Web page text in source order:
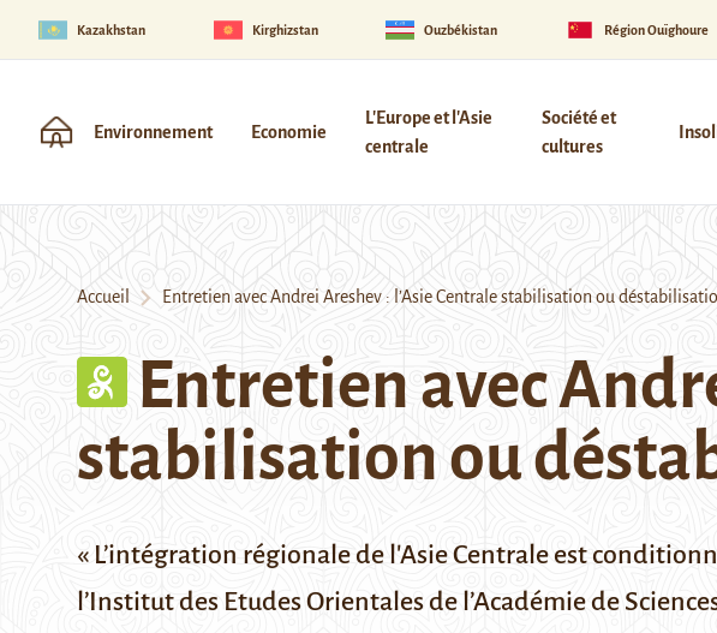
Kazakhstan Kirghizstan Ouzbékistan Région Ouïghoure
Environnement Economie
L'Europe et l'Asie
centrale
Société et
cultures
Accueil Entretien avec Andrei Areshev : l’Asie Centrale stabilisation ou
Entretien avec
stabilisation ou
« L’intégration régionale de l'Asie Centrale est
l’Institut des Etudes Orientales de l’Académie de